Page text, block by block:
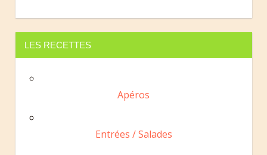
a
gr
LES RECETTES
Apéros
Entrées / Salades